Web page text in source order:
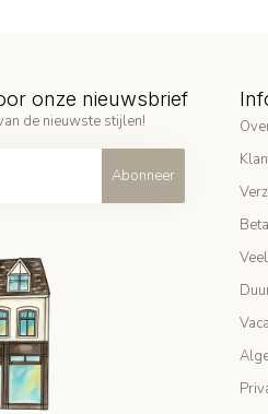
onze nieuwsbrief
de nieuwste stijlen!
Abonneer